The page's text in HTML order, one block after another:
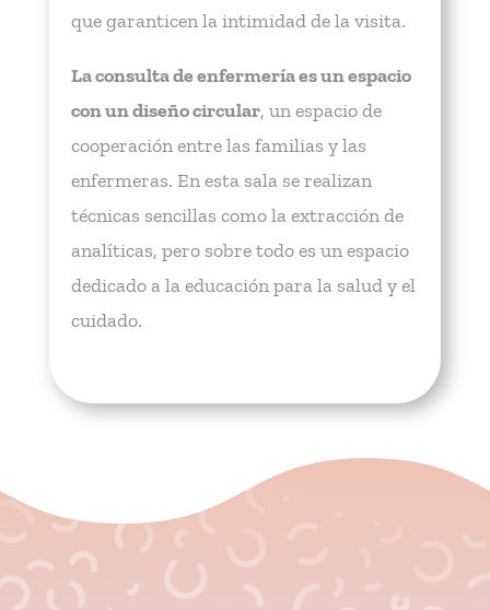
que garanticen la intimidad de la visita.
La consulta de enfermería es un espacio
con un diseño circular, un espacio de
cooperación entre las familias y las
enfermeras. En esta sala se realizan
técnicas sencillas como la extracción de
analíticas, pero sobre todo es un espacio
dedicado a la educación para la salud y el
cuidado.